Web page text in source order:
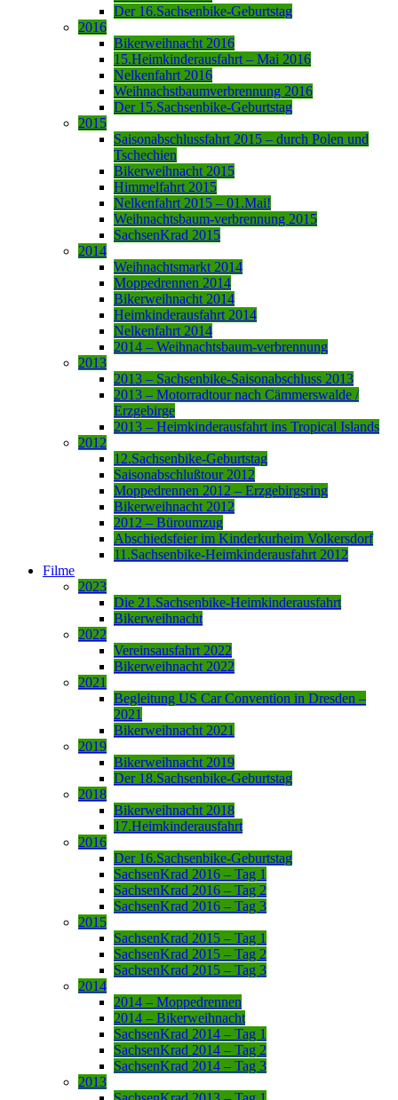
Der 16.Sachsenbike-Geburtstag
2016
Bikerweihnacht 2016
15.Heimkinderausfahrt – Mai 2016
Nelkenfahrt 2016
Weihnachstbaumverbrennung 2016
Der 15.Sachsenbike-Geburtstag
2015
Saisonabschlussfahrt 2015 – durch Polen und
Tschechien
Bikerweihnacht 2015
Himmelfahrt 2015
Nelkenfahrt 2015 – 01.Mai!
Weihnachtsbaum-verbrennung 2015
SachsenKrad 2015
2014
Weihnachtsmarkt 2014
Moppedrennen 2014
Bikerweihnacht 2014
Heimkinderausfahrt 2014
Nelkenfahrt 2014
2014 – Weihnachtsbaum-verbrennung
2013
2013 – Sachsenbike-Saisonabschluss 2013
2013 – Motorradtour nach Cämmerswalde /
Erzgebirge
2013 – Heimkinderausfahrt ins Tropical Islands
2012
12.Sachsenbike-Geburtstag
Saisonabschlußtour 2012
Moppedrennen 2012 – Erzgebirgsring
Bikerweihnacht 2012
2012 – Büroumzug
Abschiedsfeier im Kinderkurheim Volkersdorf
11.Sachsenbike-Heimkinderausfahrt 2012
Filme
2023
Die 21.Sachsenbike-Heimkinderausfahrt
Bikerweihnacht
2022
Vereinsausfahrt 2022
Bikerweihnacht 2022
2021
Begleitung US Car Convention in Dresden –
2021
Bikerweihnacht 2021
2019
Bikerweihnacht 2019
Der 18.Sachsenbike-Geburtstag
2018
Bikerweihnacht 2018
17.Heimkinderausfahrt
2016
Der 16.Sachsenbike-Geburtstag
SachsenKrad 2016 – Tag 1
SachsenKrad 2016 – Tag 2
SachsenKrad 2016 – Tag 3
2015
SachsenKrad 2015 – Tag 1
SachsenKrad 2015 – Tag 2
SachsenKrad 2015 – Tag 3
2014
2014 – Moppedrennen
2014 – Bikerweihnacht
SachsenKrad 2014 – Tag 1
SachsenKrad 2014 – Tag 2
SachsenKrad 2014 – Tag 3
2013